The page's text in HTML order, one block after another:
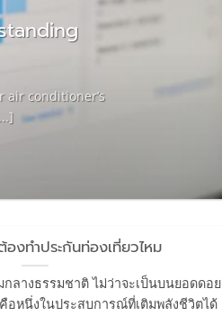
air conditioner’s
องทำประกันท่องเที่ยวไหม
กลางธรรมชาติ ไม่ว่าจะเป็นบนยอดดอย
อหนึ่งในประสบการณ์ที่เติมพลังชีวิตได้